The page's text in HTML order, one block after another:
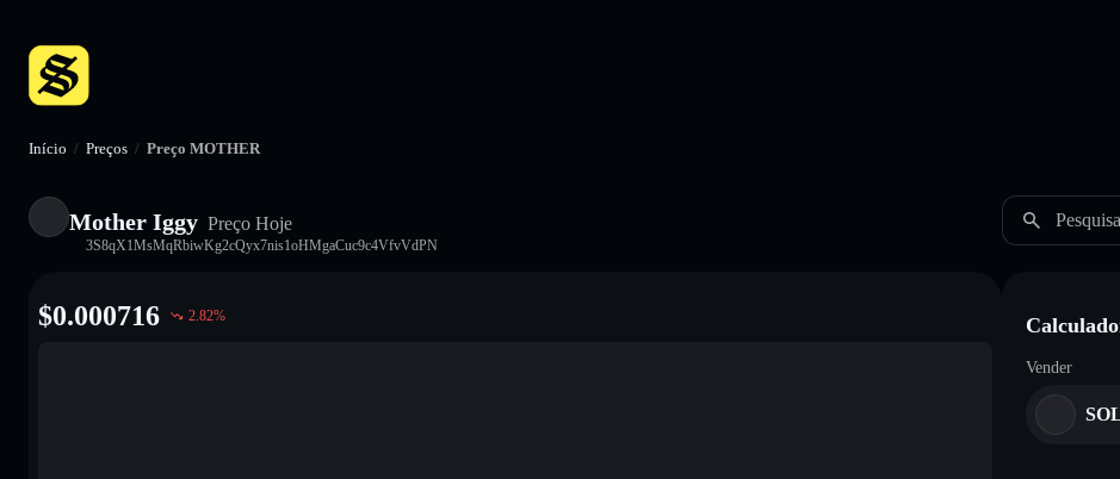
Início / Preços / Preço MOTHER
Mother Iggy Preço Hoje
3S8qX1MsMqRbiwKg2cQyx7nis1oHMgaCuc9c4VfvVdPN
$0.000716 2.82%
Vender